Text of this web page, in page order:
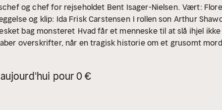
og chef for rejseholdet Bent Isager-Nielsen. Vært:
og klip: Ida Frisk Carstensen I rollen son Arthur
bag monsteret Hvad får et menneske til at slå ihjel
overskrifter, når en tragisk historie om et grusomt
der slår mennesker ihjel.
pour 0 €